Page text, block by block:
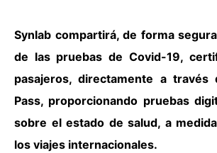
Synlab compartirá, de forma
de las pruebas de Covid-19,
pasajeros, directamente a través
Pass, proporcionando pruebas
sobre el estado de salud, a
los viajes internacionales.